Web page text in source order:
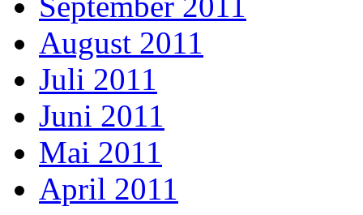
August 2011
Juli 2011
Juni 2011
Mai 2011
April 2011